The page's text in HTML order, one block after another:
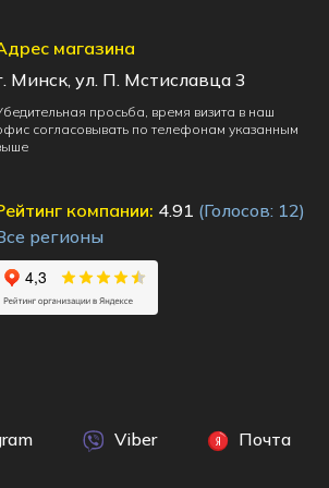
магазина
Минск, ул. П. Мстиславца 3
просьба, время визита в наш
согласовывать по телефонам указанным
компании: 4.91 (Голосов: 12)
регионы
Viber Почта